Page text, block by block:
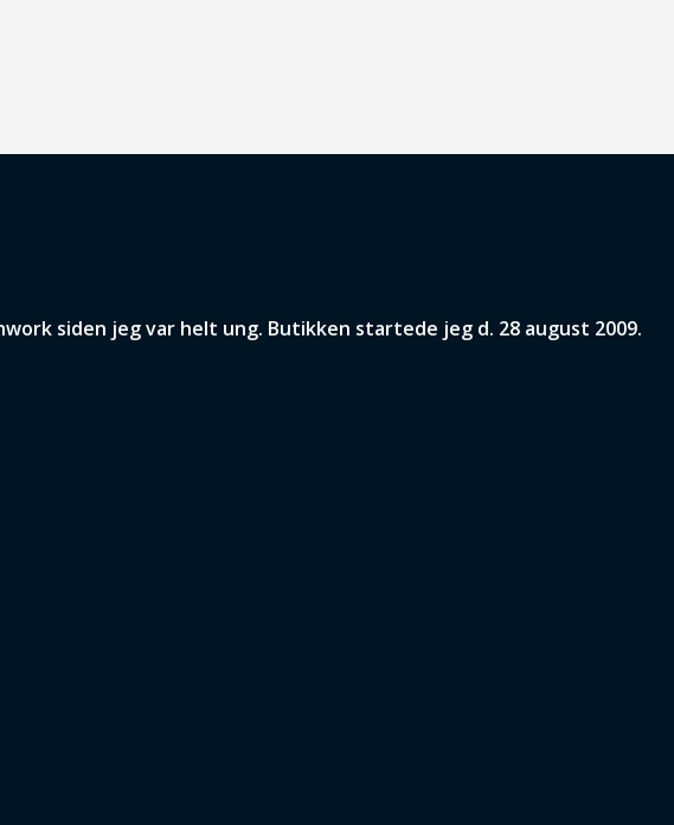
siden jeg var helt ung. Butikken startede jeg d. 28 august 2009.